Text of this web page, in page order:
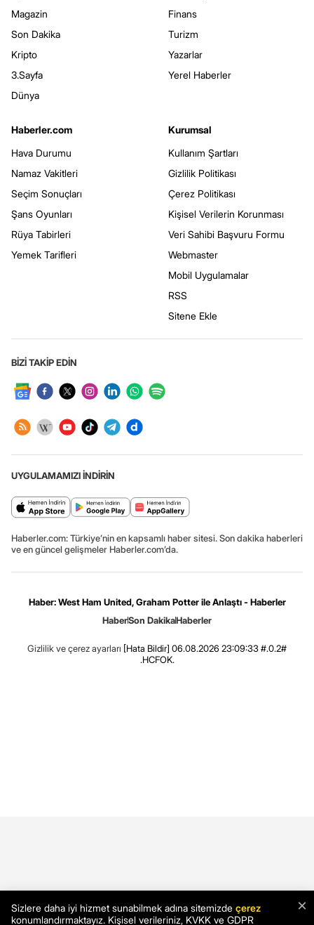
Magazin
Son Dakika
Kripto
3.Sayfa
Dünya
Finans
Turizm
Yazarlar
Yerel Haberler
Haberler.com
Hava Durumu
Namaz Vakitleri
Seçim Sonuçları
Şans Oyunları
Rüya Tabirleri
Yemek Tarifleri
Kurumsal
Kullanım Şartları
Gizlilik Politikası
Çerez Politikası
Kişisel Verilerin Korunması
Veri Sahibi Başvuru Formu
Webmaster
Mobil Uygulamalar
RSS
Sitene Ekle
BİZİ TAKİP EDİN
UYGULAMAMIZI İNDİRİN
Haberler.com: Türkiye’nin en kapsamlı haber sitesi. Son dakika haberleri
ve en güncel gelişmeler Haberler.com’da.
Haber: West Ham United, Graham Potter ile Anlaştı - Haberler
HaberSon DakikaHaberler
Gizlilik ve çerez ayarları [Hata Bildir] 06.08.2026 23:09:33 #.0.2#
.HCFOK.
×
Sizlere daha iyi hizmet sunabilmek adına sitemizde çerez
konumlandırmaktayız. Kişisel verileriniz, KVKK ve GDPR